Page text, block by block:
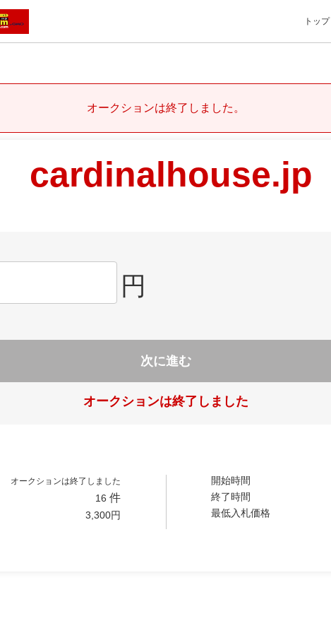
トップ
オークションは終了しました。
cardinalhouse.jp
円
次に進む
オークションは終了しました
オークションは終了しました
16 件
3,300円
開始時間
終了時間
最低入札価格